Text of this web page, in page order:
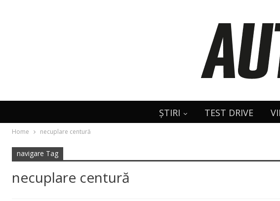
ȘTIRI TEST DRIVE
Home necuplare centură
navigare Tag
necuplare centură